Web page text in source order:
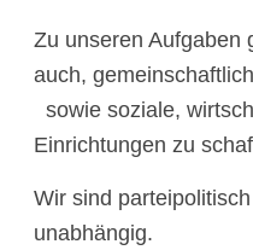
Zu unseren Aufgaben
auch,
sowie soziale,
Einrichtungen zu
Wir sind
unabhängig.